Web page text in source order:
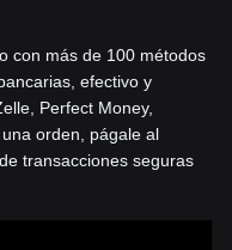
con más de 100 métodos
efectivo y
Perfect Money,
orden, págale al
transacciones seguras